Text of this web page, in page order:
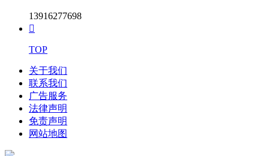
13916277698

TOP
关于我们
联系我们
广告服务
法律声明
免责声明
网站地图